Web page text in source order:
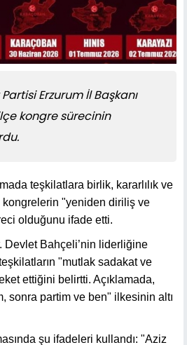
Erzurum İl Başkanı
kongre sürecinin
teşkilatlara birlik, kararlılık ve
"yeniden diriliş ve
olduğunu ifade etti.
Devlet Bahçeli’nin liderliğine
"mutlak sadakat ve
ettiğini belirtti. Açıklamada,
sonra partim ve ben" ilkesinin altı
şu ifadeleri kullandı: "Aziz